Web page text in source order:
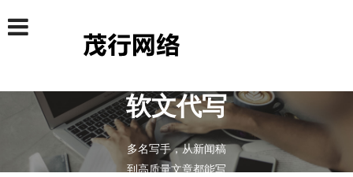
软文代写
多名写手，从新闻稿
到高质量文章都能写